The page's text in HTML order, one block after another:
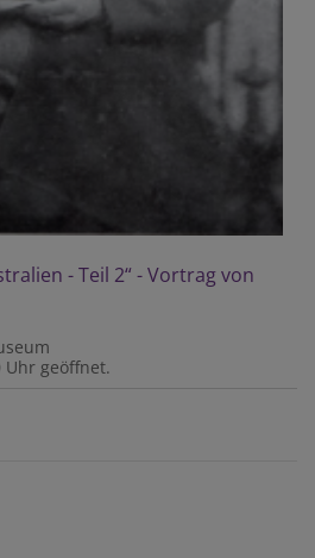
- Teil 2“ - Vortrag von
Uhr geöffnet.